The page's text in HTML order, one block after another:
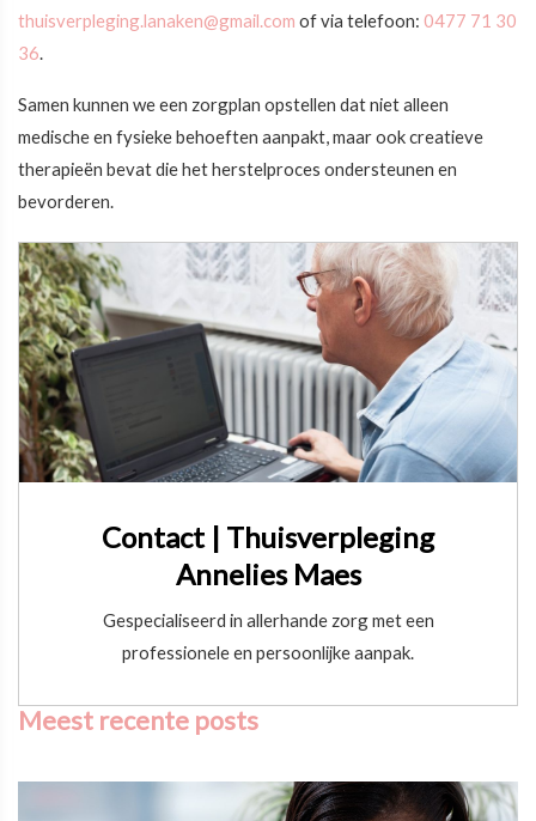
thuisverpleging.lanaken@gmail.com of via telefoon: 0477 71 30
36
Samen kunnen we een zorgplan opstellen dat niet alleen
medische en fysieke behoeften aanpakt, maar ook creatieve
therapieën bevat die het herstelproces ondersteunen en
bevorderen.
Contact | Thuisverpleging
Annelies Maes
Gespecialiseerd in allerhande zorg met een
professionele en persoonlijke aanpak.
Meest recente posts